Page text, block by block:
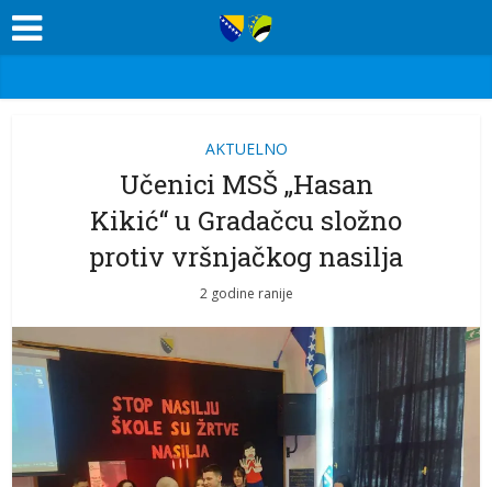
AKTUELNO
Učenici MSŠ „Hasan
Kikić“ u Gradačcu složno
protiv vršnjačkog nasilja
2 godine ranije